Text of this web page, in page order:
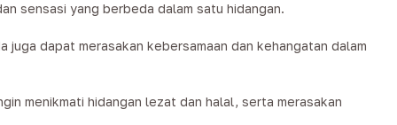
sensasi yang berbeda dalam satu hidangan.
dapat merasakan kebersamaan dan kehangatan dalam
menikmati hidangan lezat dan halal, serta merasakan